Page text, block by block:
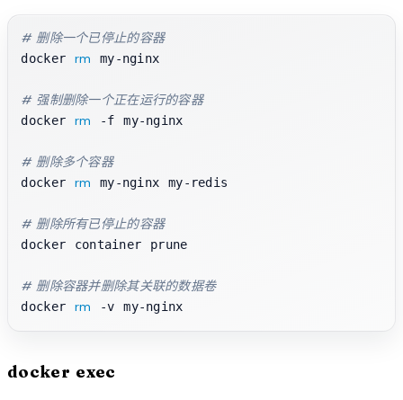
# 删除一个已停止的容器
docker rm my-nginx
# 强制删除一个正在运行的容器
docker rm -f my-nginx
# 删除多个容器
docker rm my-nginx my-redis
# 删除所有已停止的容器
docker container prune
# 删除容器并删除其关联的数据卷
docker rm
docker exec